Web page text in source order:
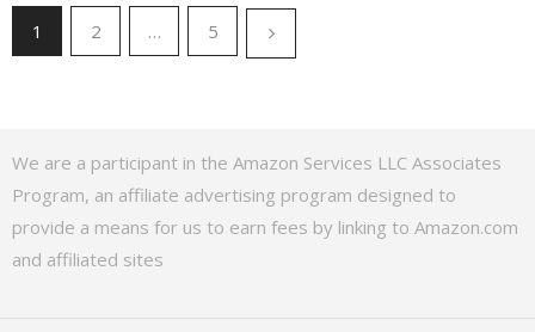
1 2 … 5
We are a participant in the Amazon Services LLC Associates
Program, an affiliate advertising program designed to
provide a means for us to earn fees by linking to Amazon.com
and affiliated sites